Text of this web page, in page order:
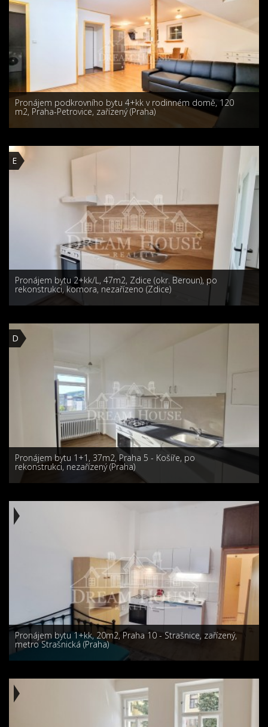
Pronájem podkrovního bytu 4+kk v rodinném domě, 120
m2, Praha-Petrovice, zařízený (Praha)
E
Pronájem bytu 2+kk/L, 47m2, Zdice (okr. Beroun), po
rekonstrukci, komora, nezařízeno (Zdice)
D
Pronájem bytu 1+1, 37m2, Praha 5 - Košíře, po
rekonstrukci, nezařízený (Praha)
Pronájem bytu 1+kk, 20m2, Praha 10 - Strašnice, zařízený,
metro Strašnická (Praha)